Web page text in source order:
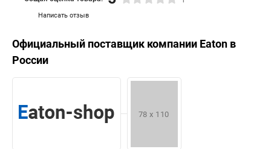
Написать отзыв
Официальный поставщик компании Eaton в
России